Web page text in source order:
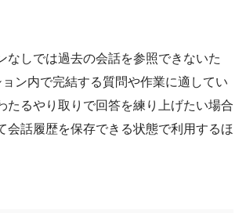
なしでは過去の会話を参照できないた
ン内で完結する質問や作業に適してい
たるやり取りで回答を練り上げたい場合
会話履歴を保存できる状態で利用するほ